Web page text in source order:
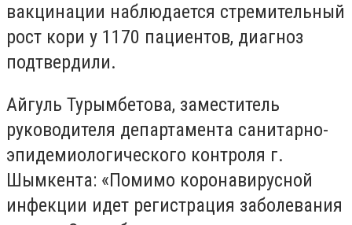
вакцинации наблюдается стремительный
рост кори у 1170 пациентов, диагноз
подтвердили.
Айгуль Турымбетова, заместитель
руководителя департамента санитарно-
эпидемиологического контроля г.
Шымкента: «Помимо коронавирусной
инфекции идет регистрация заболевания